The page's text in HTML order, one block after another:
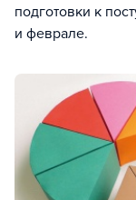
подготовки к
и феврале.